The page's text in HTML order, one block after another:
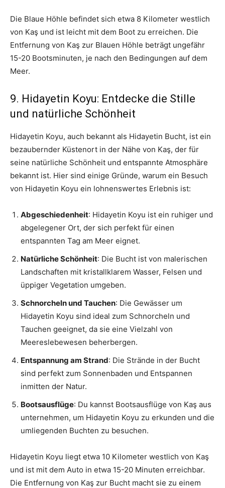
Die Blaue Höhle befindet sich etwa 8 Kilometer westlich
von Kaş und ist leicht mit dem Boot zu erreichen. Die
Entfernung von Kaş zur Blauen Höhle beträgt ungefähr
15-20 Bootsminuten, je nach den Bedingungen auf dem
Meer.
9. Hidayetin Koyu: Entdecke die Stille
und natürliche Schönheit
Hidayetin Koyu, auch bekannt als Hidayetin Bucht, ist ein
bezaubernder Küstenort in der Nähe von Kaş, der für
seine natürliche Schönheit und entspannte Atmosphäre
bekannt ist. Hier sind einige Gründe, warum ein Besuch
von Hidayetin Koyu ein lohnenswertes Erlebnis ist:
Abgeschiedenheit: Hidayetin Koyu ist ein ruhiger und
abgelegener Ort, der sich perfekt für einen
entspannten Tag am Meer eignet.
Natürliche Schönheit: Die Bucht ist von malerischen
Landschaften mit kristallklarem Wasser, Felsen und
üppiger Vegetation umgeben.
Schnorcheln und Tauchen: Die Gewässer um
Hidayetin Koyu sind ideal zum Schnorcheln und
Tauchen geeignet, da sie eine Vielzahl von
Meereslebewesen beherbergen.
Entspannung am Strand: Die Strände in der Bucht
sind perfekt zum Sonnenbaden und Entspannen
inmitten der Natur.
Bootsausflüge: Du kannst Bootsausflüge von Kaş aus
unternehmen, um Hidayetin Koyu zu erkunden und die
umliegenden Buchten zu besuchen.
Hidayetin Koyu liegt etwa 10 Kilometer westlich von Kaş
und ist mit dem Auto in etwa 15-20 Minuten erreichbar.
Die Entfernung von Kaş zur Bucht macht sie zu einem